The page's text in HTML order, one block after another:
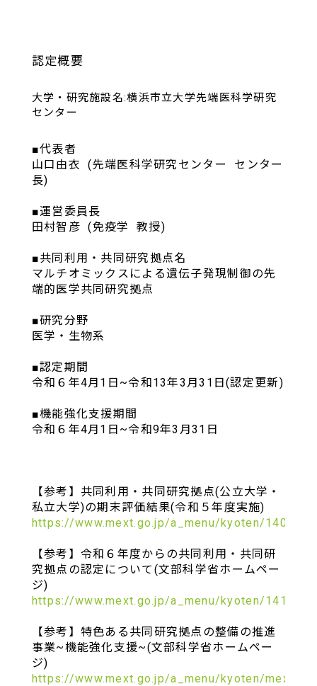
認定概要
大学・研究施設名:横浜市立大学先端医科学研究
センター
■代表者
山口由衣 (先端医科学研究センター センター
長)
■運営委員長
田村智彦 (免疫学 教授)
■共同利用・共同研究拠点名
マルチオミックスによる遺伝子発現制御の先
端的医学共同研究拠点
■研究分野
医学・生物系
■認定期間
令和６年4月1日~令和13年3月31日(認定更新)
■機能強化支援期間
令和６年4月1日~令和9年3月31日
【参考】共同利用・共同研究拠点(公立大学・
私立大学)の期末評価結果(令和５年度実施)
https://www.mext.go.jp/a_menu/kyoten/
【参考】令和６年度からの共同利用・共同研
究拠点の認定について(文部科学省ホームペー
ジ)
https://www.mext.go.jp/a_menu/kyoten/
【参考】特色ある共同研究拠点の整備の推進
事業~機能強化支援~(文部科学省ホームペー
ジ)
https://www.mext.go.jp/a_menu/kyoten/